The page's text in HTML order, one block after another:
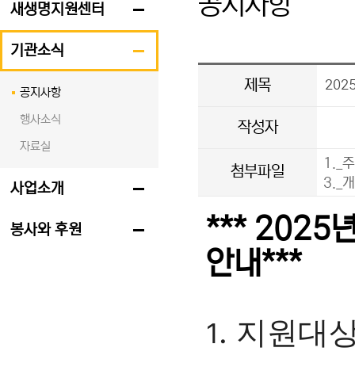
새생명지원센터
기관소식
공지사항
행사소식
자료실
사업소개
봉사와 후원
제목
작성자
첨부파일
1._
3._
*** 2025년
안내***
1. 지원대